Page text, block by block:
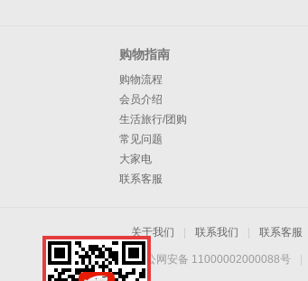
购物指南
购物流程
会员介绍
生活旅行/团购
常见问题
大家电
联系客服
关于我们 联系我们 联系客服
京公网安备 11000002000088号